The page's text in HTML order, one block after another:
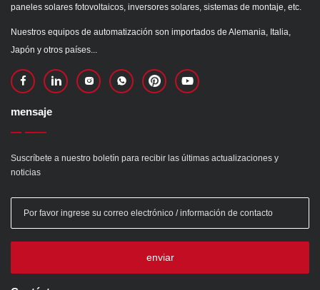
paneles solares fotovoltaicos, inversores solares, sistemas de montaje, etc.
Nuestros equipos de automatización son importados de Alemania, Italia,
Japón y otros países...
mensaje
Suscríbete a nuestro boletín para recibir las últimas actualizaciones y
noticias
enviar